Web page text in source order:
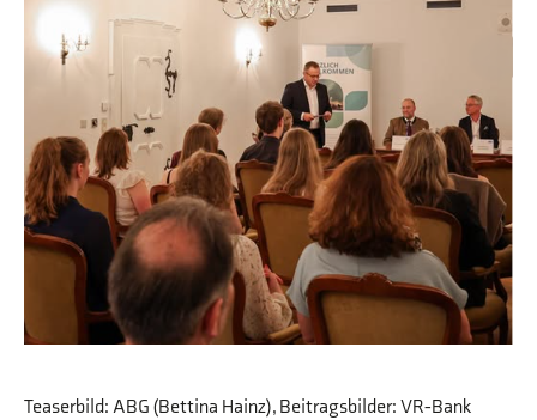
Teaserbild: ABG (Bettina Hainz), Beitragsbilder: VR-Bank